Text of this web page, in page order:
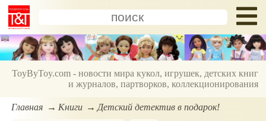
ToyByToy.com - новости мира кукол, игрушек, детских книг
и журналов, партворков, коллекционирования
Главная Книги
Детский детектив в подарок!